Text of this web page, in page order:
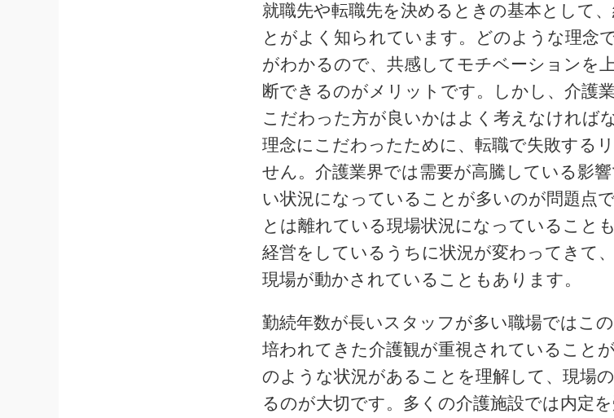
就職先や転職先を決めるときの基本として
とがよく知られています。どのような理念
がわかるので、共感してモチベーションを
断できるのがメリットです。しかし、介護
こだわった方が良いかはよく考えなければ
理念にこだわったために、転職で失敗する
せん。介護業界では需要が高騰している影
い状況になっていることが多いのが問題点
とは離れている現場状況になっていること
経営をしているうちに状況が変わってきて
現場が動かされていることもあります。
勤続年数が長いスタッフが多い職場ではこ
培われてきた介護観が重視されていること
のような状況があることを理解して、現場
るのが大切です。多くの介護施設では内定